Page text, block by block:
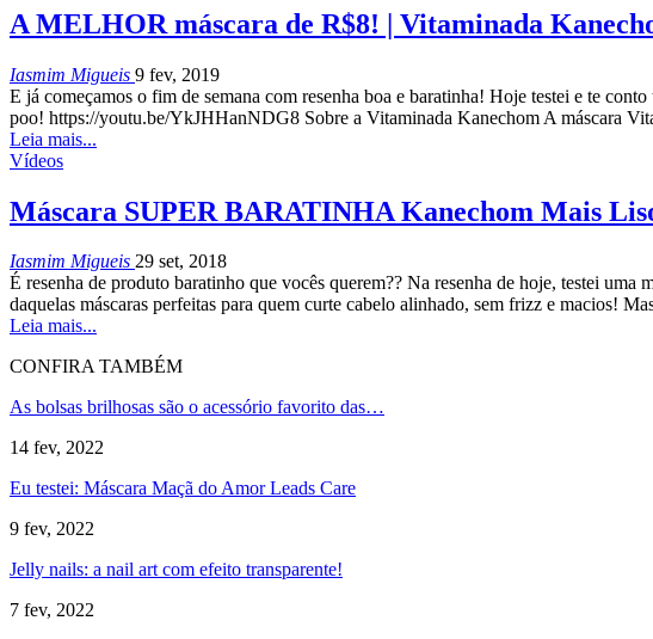
A MELHOR máscara de R$8! | Vitaminada
Iasmim Migueis 9 fev, 2019
E já começamos o fim de semana com resenha boa e baratinha! Hoje testei e te
poo! https://youtu.be/YkJHHanNDG8 Sobre a Vitaminada Kanechom A máscara
Leia mais...
Vídeos
Máscara SUPER BARATINHA Kanechom Mais
Iasmim Migueis 29 set, 2018
É resenha de produto baratinho que vocês querem?? Na resenha de hoje, testei
daquelas máscaras perfeitas para quem curte cabelo alinhado, sem frizz e macios!
Leia mais...
CONFIRA TAMBÉM
As bolsas brilhosas são o acessório favorito das…
14 fev, 2022
Eu testei: Máscara Maçã do Amor Leads Care
9 fev, 2022
Jelly nails: a nail art com efeito transparente!
7 fev, 2022